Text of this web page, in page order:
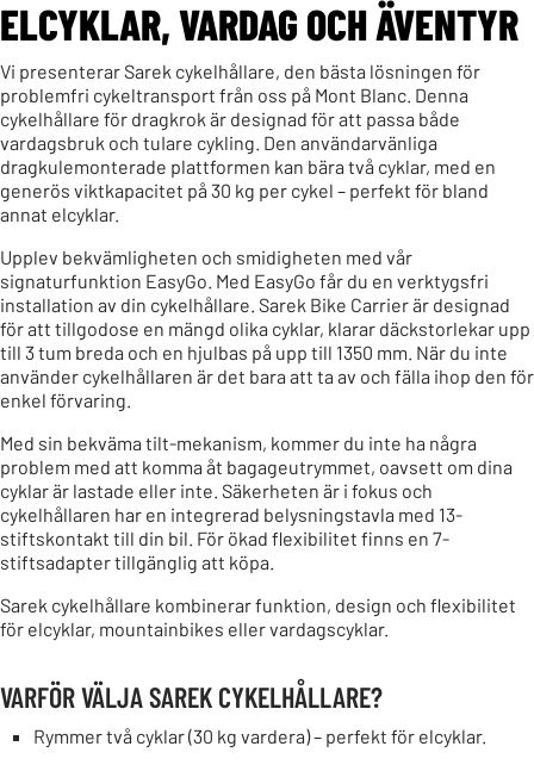
ELCYKLAR, VARDAG OCH ÄVENTYR
Vi presenterar Sarek cykelhållare, den bästa lösningen för
problemfri cykeltransport från oss på Mont Blanc. Denna
cykelhållare för dragkrok är designad för att passa både
vardagsbruk och tuIare cykling. Den användarvänliga
dragkulemonterade plattformen kan bära två cyklar, med en
generös viktkapacitet på 30 kg per cykel – perfekt för bland
annat elcyklar.
Upplev bekvämligheten och smidigheten med vår
signaturfunktion EasyGo. Med EasyGo får du en verktygsfri
installation av din cykelhållare. Sarek Bike Carrier är designad
för att tillgodose en mängd olika cyklar, klarar däckstorlekar upp
till 3 tum breda och en hjulbas på upp till 1350 mm. När du inte
använder cykelhållaren är det bara att ta av och fälla ihop den för
enkel förvaring.
Med sin bekväma tilt-mekanism, kommer du inte ha några
problem med att komma åt bagageutrymmet, oavsett om dina
cyklar är lastade eller inte. Säkerheten är i fokus och
cykelhållaren har en integrerad belysningstavla med 13-
stiftskontakt till din bil. För ökad flexibilitet finns en 7-
stiftsadapter tillgänglig att köpa.
Sarek cykelhållare kombinerar funktion, design och flexibilitet
för elcyklar, mountainbikes eller vardagscyklar.
VARFÖR VÄLJA SAREK CYKELHÅLLARE?
Rymmer två cyklar (30 kg vardera) – perfekt för elcyklar.